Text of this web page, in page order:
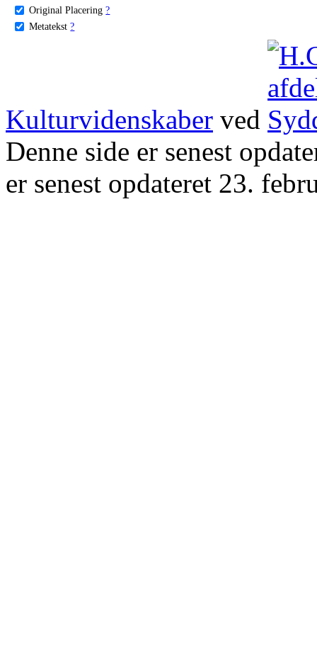
Original Placering ?
Metatekst ?
Kulturvidenskaber ved
Denne side er senest
er senest opdateret 23.